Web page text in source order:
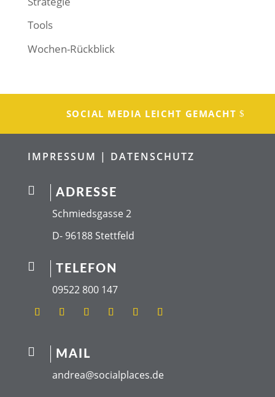
Tools
Wochen-Rückblick
SOCIAL MEDIA LEICHT GEMACHT
IMPRESSUM | DATENSCHUTZ
 ADRESSE
Schmiedsgasse 2
D- 96188 Stettfeld
 TELEFON
09522 800 147
 MAIL
andrea@socialplaces.de